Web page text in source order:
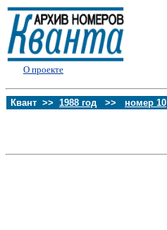
О проекте
Квант >> 1988 год >> номер 10